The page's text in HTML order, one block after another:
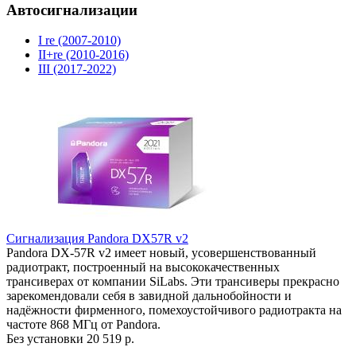
Автосигнализации
I re (2007-2010)
II+re (2010-2016)
III (2017-2022)
Сигнализация Pandora DX57R v2
Pandora DX-57R v2 имеет новый, усовершенствованный
радиотракт, построенный на высококачественных
трансиверах от компании SiLabs. Эти трансиверы прекрасно
зарекомендовали себя в завидной дальнобойности и
надёжности фирменного, помехоустойчивого радиотракта на
частоте 868 МГц от Pandora.
Без установки 20 519 р.